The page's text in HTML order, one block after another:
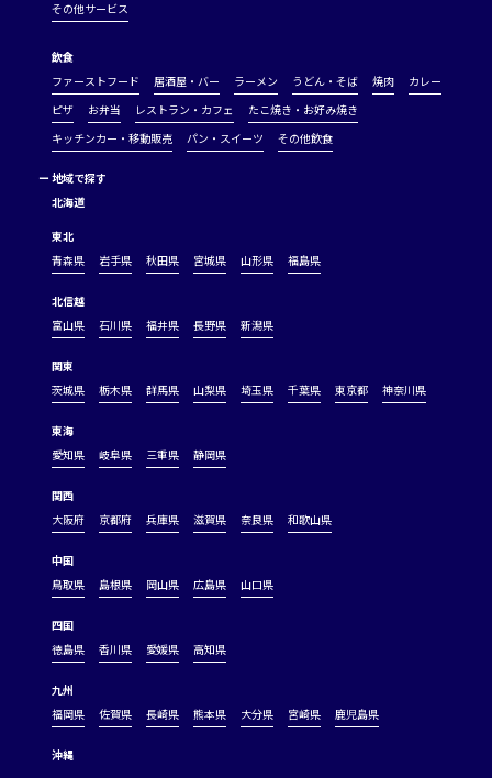
その他サービス
飲食
ファーストフード
居酒屋・バー ラーメン うどん・そば 焼肉
カレー
ピザ
お弁当 レストラン・カフェ
たこ焼き・お好み焼き
キッチンカー・移動販売
パン・スイーツ その他飲食
ー 地域で探す
北海道
東北
青森県
岩手県 秋田県 宮城県 山形県 福島県
北信越
富山県
石川県 福井県 長野県 新潟県
関東
茨城県
栃木県 群馬県 山梨県 埼玉県 千葉県 東京都 神奈川県
東海
愛知県
岐阜県 三重県 静岡県
関西
大阪府
京都府 兵庫県 滋賀県 奈良県 和歌山県
中国
鳥取県
島根県 岡山県 広島県 山口県
四国
徳島県
香川県 愛媛県 高知県
九州
福岡県
佐賀県 長崎県 熊本県 大分県 宮崎県 鹿児島県
沖縄